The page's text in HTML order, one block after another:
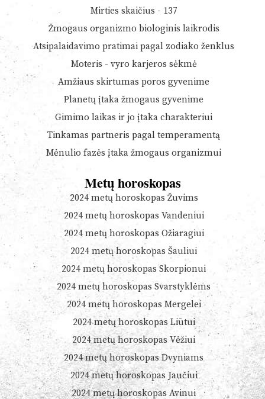
Mirties skaičius - 137
Žmogaus organizmo biologinis laikrodis
Atsipalaidavimo pratimai pagal zodiako ženklus
Moteris - vyro karjeros sėkmė
Amžiaus skirtumas poros gyvenime
Planetų įtaka žmogaus gyvenime
Gimimo laikas ir jo įtaka charakteriui
Tinkamas partneris pagal temperamentą
Mėnulio fazės įtaka žmogaus organizmui
Metų horoskopas
2024 metų horoskopas Žuvims
2024 metų horoskopas Vandeniui
2024 metų horoskopas Ožiaragiui
2024 metų horoskopas Šauliui
2024 metų horoskopas Skorpionui
2024 metų horoskopas Svarstyklėms
2024 metų horoskopas Mergelei
2024 metų horoskopas Liūtui
2024 metų horoskopas Vėžiui
2024 metų horoskopas Dvyniams
2024 metų horoskopas Jaučiui
2024 metų horoskopas Avinui